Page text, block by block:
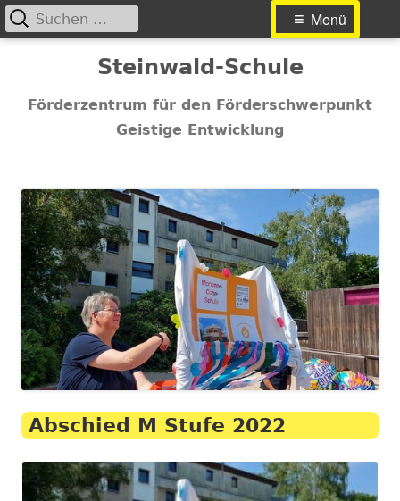
Inhalt
Steinwald-Schule
Förderzentrum für den Förderschwerpunkt
Geistige Entwicklung
Primäres
Menü
Suchen
nach:
Abschied M Stufe 2022